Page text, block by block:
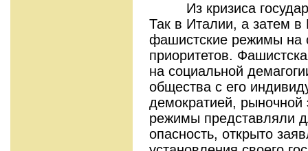
Из кризиса
Так в Италии, а затем в
фашистские режимы на
приоритетов.
на социальной
общества с его
демократией,
режимы представляли
опасность, открыто